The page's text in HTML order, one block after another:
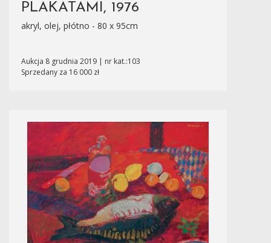
PLAKATAMI, 1976
akryl, olej, płótno - 80 x 95cm
Aukcja 8 grudnia 2019 | nr kat.:103
Sprzedany za 16 000 zł